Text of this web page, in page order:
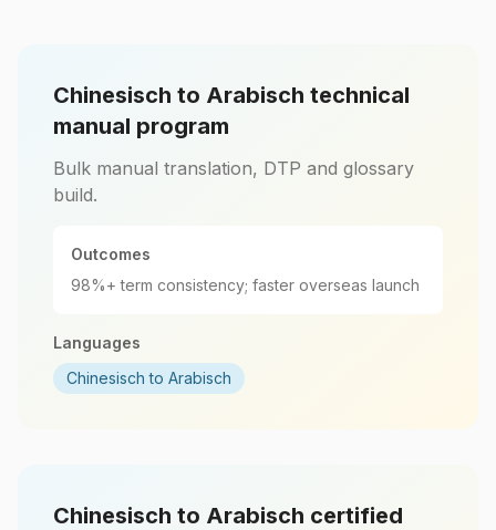
Chinesisch to Arabisch technical
manual program
Bulk manual translation, DTP and glossary
build.
Outcomes
98%+ term consistency; faster overseas launch
Languages
Chinesisch to Arabisch
Chinesisch to Arabisch certified